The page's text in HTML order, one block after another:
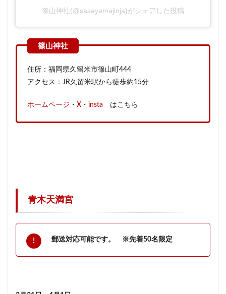
篠山神社(@sasayamajinja)がシェアした投稿
住所：福岡県久留米市篠山町444
アクセス：JR久留米駅から徒歩約15分
ホームページ ・ X ・ insta はこちら
青木天満宮
郵送対応可能です。 ※先着50名限定